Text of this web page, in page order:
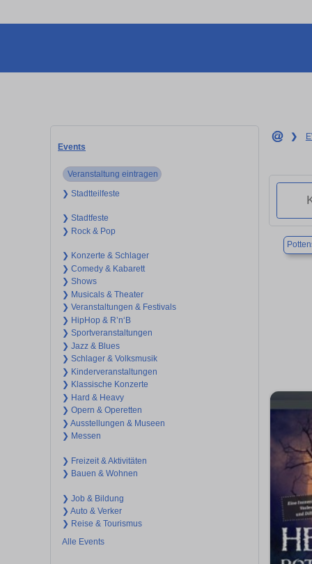
Events
Veranstaltung eintragen
❯ Stadtteilfeste
❯ Stadtfeste
❯ Rock & Pop
❯ Konzerte & Schlager
❯ Comedy & Kabarett
❯ Shows
❯ Musicals & Theater
❯ Veranstaltungen & Festivals
❯ HipHop & R’n‘B
❯ Sportveranstaltungen
❯ Jazz & Blues
❯ Schlager & Volksmusik
❯ Kinderveranstaltungen
❯ Klassische Konzerte
❯ Hard & Heavy
❯ Opern & Operetten
❯ Ausstellungen & Museen
❯ Messen
❯ Freizeit & Aktivitäten
❯ Bauen & Wohnen
❯ Job & Bildung
❯ Auto & Verker
❯ Reise & Tourismus
Alle Events
❯